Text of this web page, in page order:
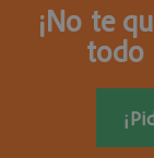
¡No te
todo